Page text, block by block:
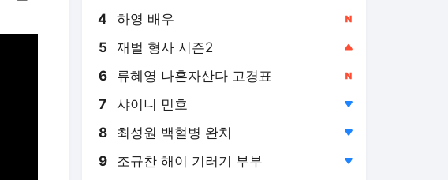
4 하영 배우
5 재벌 형사 시즌2
6 류혜영 나혼자산다 고경표
7 샤이니 민호
8 최성원 백혈병 완치
9 조규찬 해이 기러기 부부